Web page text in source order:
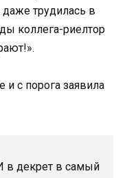
даже трудилась в
коллега-риелтор
с порога заявила
в декрет в самый